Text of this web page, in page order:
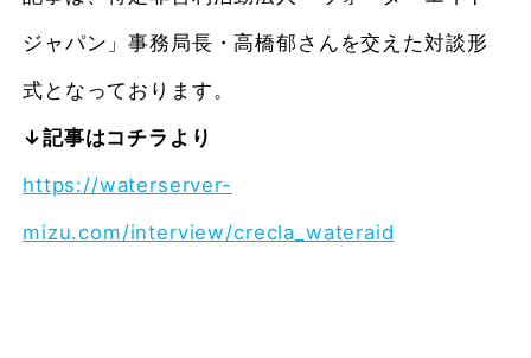
ジャパン」事務局長・高橋郁さんを交えた対談形
式となっております。
↓記事はコチラより
https://waterserver-
mizu.com/interview/crecla_wateraid